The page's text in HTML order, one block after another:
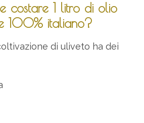
costare 1 litro di olio
100% italiano?
di uliveto ha dei